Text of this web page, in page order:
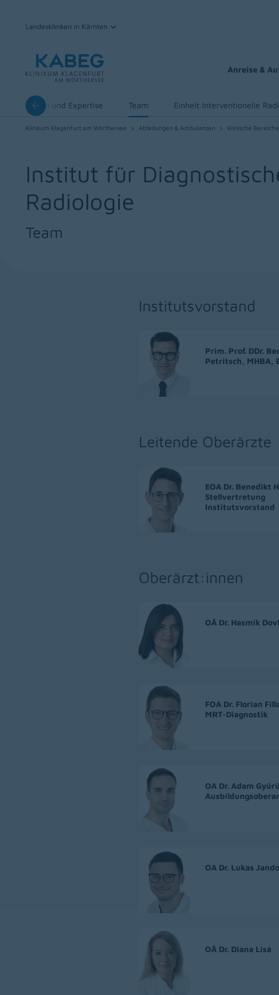
Zum Inhalt
Landeskliniken in Kärnten
Anreise &
Leistungen und Expertise Team Einheit Interventionelle
Klinikum Klagenfurt am Wörthersee Abteilungen & Ambulanzen Klinische Bereiche
Institut für
Radiologie
Team
Institutsvorstand
Prim. Prof. DDr.
Petritsch, MHBA,
Leitende Oberärzte
EOA Dr. Benedikt
Stellvertretung
Institutsvorstand
Oberärzt:innen
OÄ Dr. Hasmik
FOA Dr. Florian
MRT-Diagnostik
OA Dr. Adam
OA Dr. Lukas
OÄ Dr. Diana Lisá